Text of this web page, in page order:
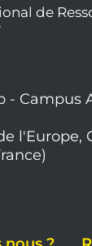
de
- Campus
l'Europe,